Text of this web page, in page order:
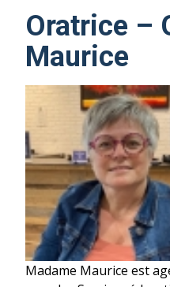
Oratrice –
Maurice
Madame Maurice est